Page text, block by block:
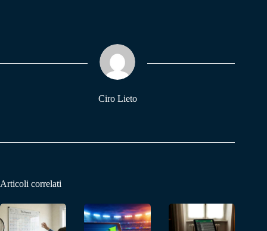
pp m
Ciro Lieto
Articoli correlati